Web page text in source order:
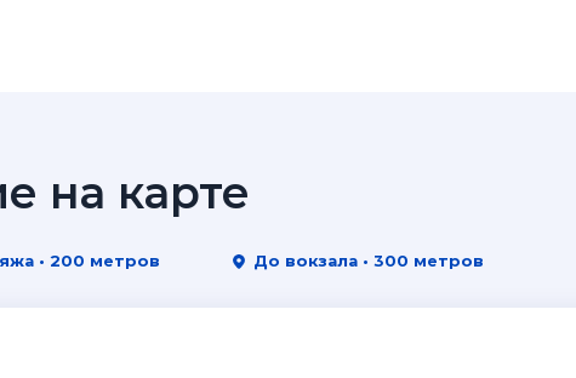
на карте
• 200 метров До вокзала • 300 метров